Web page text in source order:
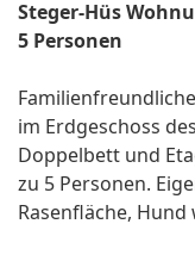
Steger-Hüs
5 Personen
im Erdgeschoss
Doppelbett und
zu 5 Personen.
Rasenfläche,